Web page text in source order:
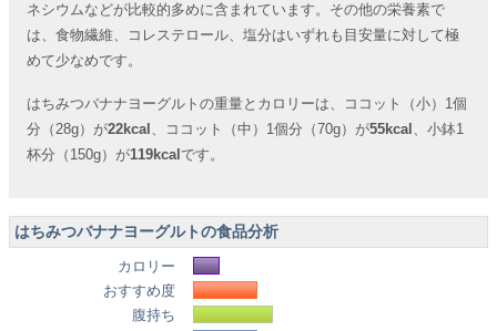
ネシウムなどが比較的多めに含まれています。その他の栄養素で
は、食物繊維、コレステロール、塩分はいずれも目安量に対して極
めて少なめです。
はちみつバナナヨーグルトの重量とカロリーは、ココット（小）1個
分（28g）が22kcal 、ココット（中）1個分（70g）が55kcal 、小鉢1
杯分（150g）が119kcal です。
はちみつバナナヨーグルトの食品分析
カロリー
おすすめ度
腹持ち